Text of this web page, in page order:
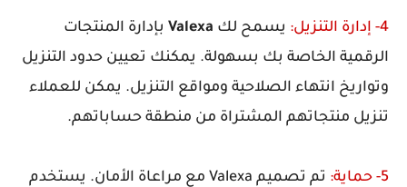
4- إدارة التنزيل: يسمح لك Valexa بإدارة المنتجات
الرقمية الخاصة بك بسهولة. يمكنك تعيين حدود التنزيل
وتواريخ انتهاء الصلاحية ومواقع التنزيل. يمكن للعملاء
تنزيل منتجاتهم المشتراة من منطقة حساباتهم.
5- حماية: تم تصميم Valexa مع مراعاة الأمان. يستخدم